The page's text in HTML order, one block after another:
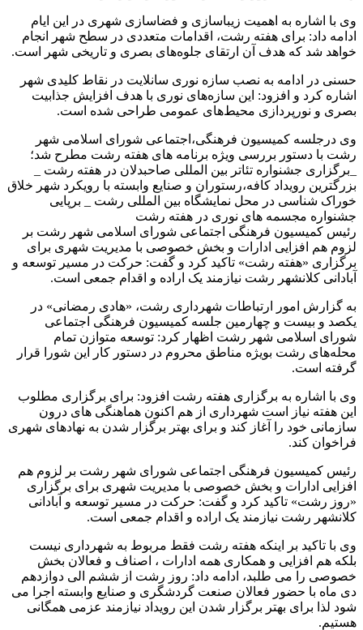
وی با اشاره به اهمیت زیباسازی و فضاسازی شهری در این ایام
ادامه داد: برای هفته رشت، اقدامات متعددی در سطح شهر انجام
خواهد شد که هدف آن ارتقای جلوه‌های بصری و تاریخی شهر است.
حسنی در ادامه به نصب سازه نوری سانلایت در نقاط کلیدی شهر
اشاره کرد و افزود: این سازه‌های نوری با هدف افزایش جذابیت
بصری و نورپردازی محیط‌های عمومی طراحی شده است.
وی درجلسه کمیسیون فرهنگی،اجتماعی شورای اسلامی شهر
رشت با دستور بررسی ویژه برنامه های هفته رشت مطرح شد؛
_برگزاری جشنواره تئاتر بین المللی صاحبدلان در هفته رشت _
بزرگترین رویداد کافه،رستوران و صنایع وابسته با رویکرد شهر خلاق
خوراک شناسی در محل نمایشگاه بین المللی رشت _ برپایی
جشنواره مجسمه های نوری در هفته رشت
رئیس کمیسیون فرهنگی اجتماعی شورای اسلامی شهر رشت بر
لزوم هم افزایی ادارات و بخش خصوصی با مدیریت شهری برای
برگزاری «هفته رشت» تاکید کرد و گفت: حرکت در مسیر توسعه و
آبادانی کلانشهر رشت نیازمند یک اراده و اقدام جمعی است.
به گزارش امور ارتباطات شهرداری رشت، «هادی رمضانی» در
یکصد و بیست و چهارمین جلسه کمیسیون فرهنگی اجتماعی
شورای اسلامی شهر رشت اظهار کرد: توسعه متوازن تمام
محله‌های رشت بویژه مناطق محروم در دستور کار این شورا قرار
گرفته است.
وی با اشاره به برگزاری هفته رشت افزود: برای برگزاری مطلوب
این هفته نیاز است شهرداری از هم اکنون هماهنگی های درون
سازمانی خود را آغاز کند و برای بهتر برگزار شدن به نهادهای شهری
فراخوان کند.
رئیس کمیسیون فرهنگی اجتماعی شورای شهر رشت بر لزوم هم
افزایی ادارات و بخش خصوصی با مدیریت شهری برای برگزاری
«روز رشت» تاکید کرد و گفت: حرکت در مسیر توسعه و آبادانی
کلانشهر رشت نیازمند یک اراده و اقدام جمعی است.
وی با تاکید بر اینکه هفته رشت فقط مربوط به شهرداری نیست
بلکه هم افزایی و همکاری همه ادارات ، اصناف و فعالان بخش
خصوصی را می طلبد، ادامه داد: روز رشت از ششم الی دوازدهم
دی ماه با حضور فعالان صنعت گردشگری و صنایع وابسته اجرا می
شود لذا برای بهتر برگزار شدن این رویداد نیازمند عزمی همگانی
هستیم.